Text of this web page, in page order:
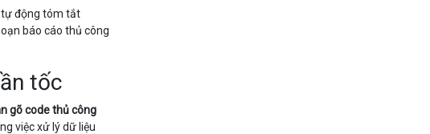
tự động tóm tắt
báo cáo thủ công
tốc
gõ code thủ công
việc xử lý dữ liệu